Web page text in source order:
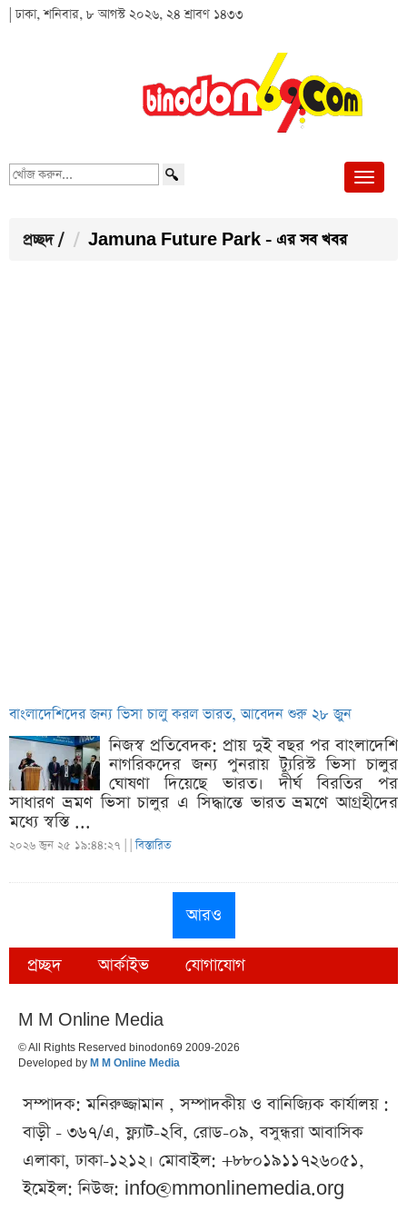
| ঢাকা, শনিবার, ৮ আগস্ট ২০২৬, ২৪ শ্রাবণ ১৪৩৩
খোঁজ
প্রচ্ছদ / Jamuna Future Park - এর সব খবর
বাংলাদেশিদের জন্য ভিসা চালু করল ভারত, আবেদন শুরু ২৮ জুন
নিজস্ব প্রতিবেদক: প্রায় দুই বছর পর বাংলাদেশি
নাগরিকদের জন্য পুনরায় ট্যুরিস্ট ভিসা চালুর
ঘোষণা দিয়েছে ভারত। দীর্ঘ বিরতির পর
সাধারণ ভ্রমণ ভিসা চালুর এ সিদ্ধান্তে ভারত ভ্রমণে আগ্রহীদের
মধ্যে স্বস্তি ...
২০২৬ জুন ২৫ ১৯:৪৪:২৭ | |বিস্তারিত
আরও
প্রচ্ছদ আর্কাইভ যোগাযোগ
M M Online Media
© All Rights Reserved binodon69 2009-2026
Developed by M M Online Media
সম্পাদক: মনিরুজ্জামান , সম্পাদকীয় ও বানিজ্যিক কার্যালয় :
বাড়ী - ৩৬৭/এ, ফ্ল্যাট-২বি, রোড-০৯, বসুন্ধরা আবাসিক
এলাকা, ঢাকা-১২১২। মোবাইল: +৮৮০১৯১১৭২৬০৫১,
ইমেইল: নিউজ: info@mmonlinemedia.org